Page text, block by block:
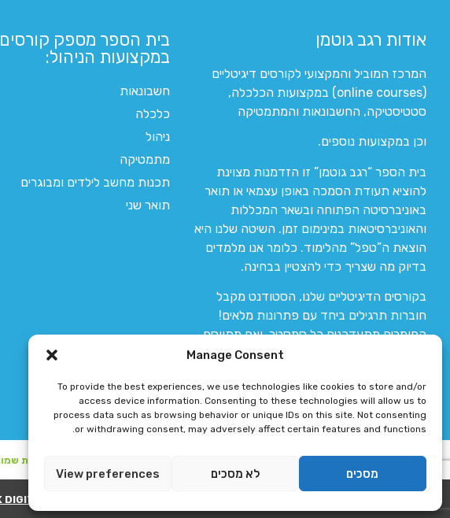
Manage Consent
To provide the best experiences, we use technologies like cookies to store and/or
access device information. Consenting to these technologies will allow us to
process data such as browsing behavior or unique IDs on this site. Not consenting
or withdrawing consent, may adversely affect certain features and functions.
מסכים לא מסכים View preferences
אודות רגב גוטמן
המרכז המוביל והמקצועי לקורסים דיגיטליים
(online courses) במקצועות הכלכלה,
סטטיסטיקה, החשבונאות והמתמטיקה
וכן במקצועות נוספים.
בית הספר “רגב גוטמן” זו הזדמנות מצוינת
להוציא תעודת הסמכה באופן עצמאי או תואר
באוניברסיטה הפתוחה ובשאר המכללות
והאוניברסיטאות במינימום זמן. השיטה שלנו היא
הוצאת ה”טפל” מהלימוד. כלומר אנו מלמדים
בדיוק מה שצריך כדי להצטיין בבחינה.
בקורסים הדיגיטליים שלנו, הסטודנט מקבל
חוברות תרגילים ביחד עם פתרונות מלאים!
החומרים מתעדכנים כל סמסטר, ואם מתווסף
חומר חדש אז הקורס מתעדכן יחד איתו.
בית הספר מספק קורסים
במקצועות הניהול:
חשבונאות
כלכלה
ניהול
מתמטיקה
תכנות מחשב לילדים ומבוגרים
תואר שני